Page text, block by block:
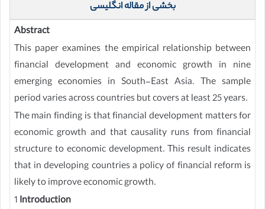
بخشی از مقاله انگلیسی
Abstract
This paper examines the empirical relationship between
financial development and economic growth in nine
emerging economies in South-East Asia. The sample
period varies across countries but covers at least 25 years.
The main finding is that financial development matters for
economic growth and that causality runs from financial
structure to economic development. This result indicates
that in developing countries a policy of financial reform is
likely to improve economic growth.
1 Introduction